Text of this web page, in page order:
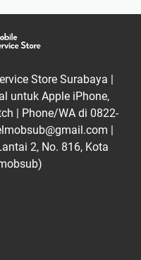
Store Surabaya |
untuk Apple iPhone,
| Phone/WA di 0822-
|
2, No. 816, Kota